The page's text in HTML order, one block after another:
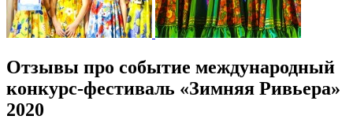
Отзывы про событие международный
конкурс-фестиваль «Зимняя Ривьера»
2020